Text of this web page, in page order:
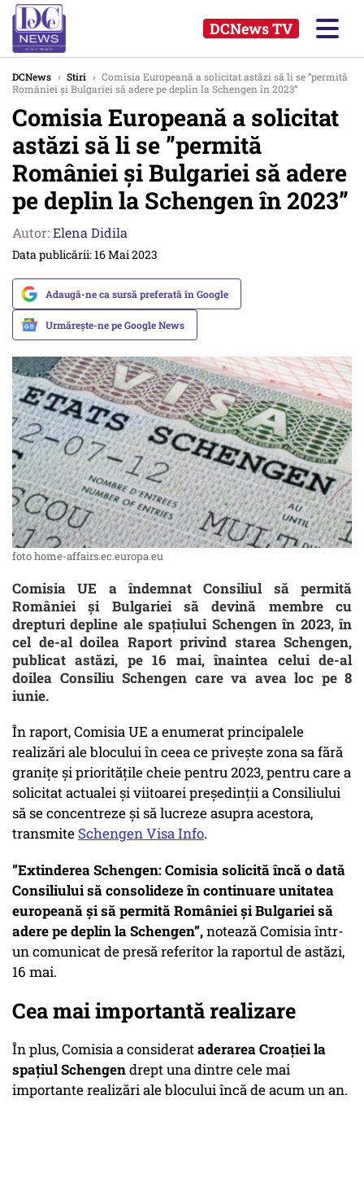
DCNews TV
DCNews › Stiri › Comisia Europeană a solicitat astăzi să li se ”permită
României și Bulgariei să adere pe deplin la Schengen în 2023”
Comisia Europeană a solicitat
astăzi să li se ”permită
României și Bulgariei să adere
pe deplin la Schengen în 2023”
Autor:Elena Didila
Data publicării: 16 Mai 2023
Adaugă-ne ca sursă preferată în Google
Urmărește-ne pe Google News
foto home-affairs.ec.europa.eu
Comisia UE a îndemnat Consiliul să permită
României și Bulgariei să devină membre cu
drepturi depline ale spațiului Schengen în 2023, în
cel de-al doilea Raport privind starea Schengen,
publicat astăzi, pe 16 mai, înaintea celui de-al
doilea Consiliu Schengen care va avea loc pe 8
iunie.
În raport, Comisia UE a enumerat principalele
realizări ale blocului în ceea ce privește zona sa fără
granițe și prioritățile cheie pentru 2023, pentru care a
solicitat actualei și viitoarei președinții a Consiliului
să se concentreze și să lucreze asupra acestora,
transmite Schengen Visa Info.
”Extinderea Schengen: Comisia solicită încă o dată
Consiliului să consolideze în continuare unitatea
europeană și să permită României și Bulgariei să
adere pe deplin la Schengen”,notează Comisia într-
un comunicat de presă referitor la raportul de astăzi,
16 mai.
Cea mai importantă realizare
În plus, Comisia a considerataderarea Croației la
spațiul Schengendrept una dintre cele mai
importante realizări ale blocului încă de acum un an.